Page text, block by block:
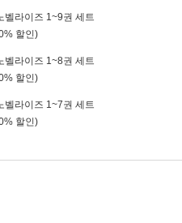
벨라이즈 1~9권 세트
할인)
벨라이즈 1~8권 세트
할인)
벨라이즈 1~7권 세트
할인)